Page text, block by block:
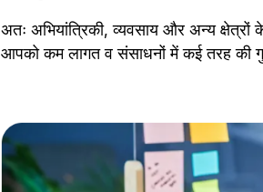
अतः अभियांत्रिकी, व्यवसाय और अन्य
आपको कम लागत व